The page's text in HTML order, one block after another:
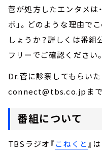
菅が処方したエンタメは
ボ」。どのような理由で
しょうか？詳しくは番
フリーでご確認ください。
Dr.菅に診察してもらいた
connect@tbs.co.jpまで
番組について
TBSラジオ『こねくと』